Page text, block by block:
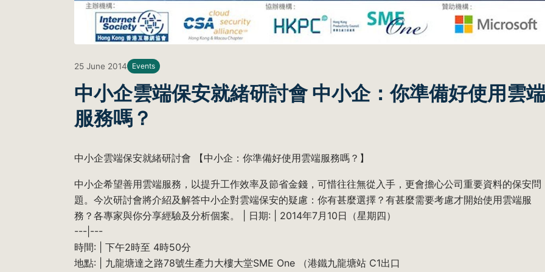
25 June 2014 Events
中小企雲端保安就緒研討會 中小企：你準備好使用雲端
服務嗎？
中小企雲端保安就緒研討會 【中小企：你準備好使用雲端服務嗎？】
中小企希望善用雲端服務，以提升工作效率及節省金錢，可惜往往無從入手，更會擔心公司重要資料的保安問
題。今次研討會將介紹及解答中小企對雲端保安的疑慮：你有甚麼選擇？有甚麼需要考慮才開始使用雲端服
務？各專家與你分享經驗及分析個案。 | 日期: | 2014年7月10日（星期四）
---|---
時間: | 下午2時至 4時50分
地點: | 九龍塘達之路78號生產力大樓大堂SME One （港鐵九龍塘站 C1出口